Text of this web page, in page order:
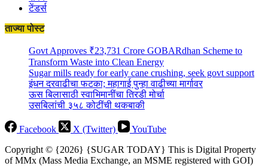
टेंडर्स
ताज्या पोस्ट
Govt Approves ₹23,731 Crore GOBARdhan Scheme to
Transform Waste into Clean Energy
Sugar mills ready for early cane crushing, seek govt support
इंधन दरवाढीचा फटका; महागाई पुन्हा वाढीच्या मार्गावर
ऊस बिलासाठी स्वाभिमानींचा तिरडी मोर्चा
उसबिलांची ३५८ कोटींची थकबाकी
Facebook X (Twitter)
YouTube
Copyright © {2026} {SUGAR TODAY} This is Digital Property
of MMx (Mass Media Exchange, an MSME registered with GOI)